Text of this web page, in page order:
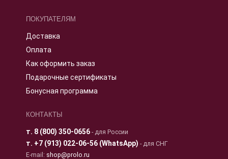
ПОКУПАТЕЛЯМ
Доставка
Оплата
Как оформить заказ
Подарочные сертификаты
Бонусная программа
КОНТАКТЫ
т. 8 (800) 350-0656- для России
т. +7 (913) 022-06-56 (WhatsApp) - для СНГ
E-mail: shop@prolo.ru